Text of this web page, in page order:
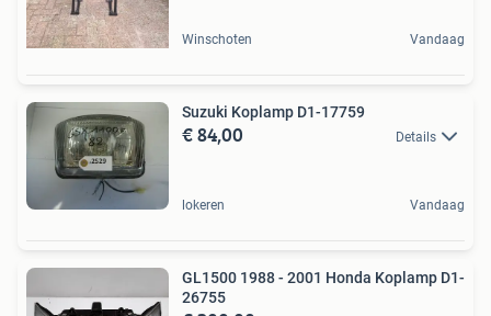
Winschoten Vandaag
Suzuki Koplamp D1-17759
€ 84,00 Details
lokeren Vandaag
GL1500 1988 - 2001 Honda Koplamp D1-
26755